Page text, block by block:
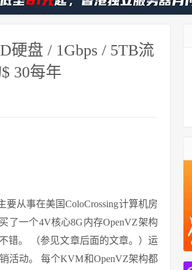
硬盘 / 1Gbps / 5TB流
30每年
从事在美国ColoCrossing计算机房
了一个4V核心8G内存OpenVZ架构
错。 （参见文章后面的文章。）运
活动。 每个KVM和OpenVZ架构都